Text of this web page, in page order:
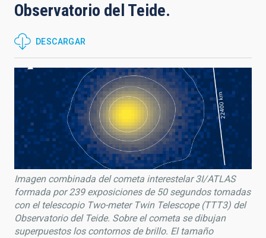
Observatorio del Teide.
DESCARGAR
Imagen combinada del cometa interestelar 3I/ATLAS
formada por 239 exposiciones de 50 segundos tomadas
con el telescopio Two-meter Twin Telescope (TTT3) del
Observatorio del Teide. Sobre el cometa se dibujan
superpuestos los contornos de brillo. El tamaño